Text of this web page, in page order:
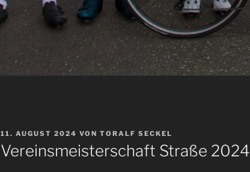
VERÖFFENTLICHT
AM
11. AUGUST 2024 VON TORALF SECKEL
Vereinsmeisterschaft Straße 2024